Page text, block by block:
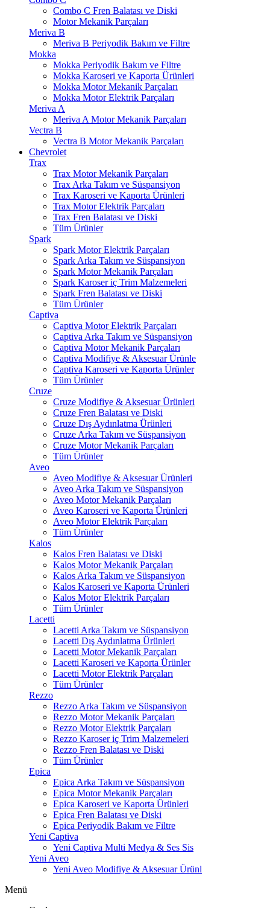
Combo C Fren Balatası ve Diski
Motor Mekanik Parçaları
Meriva B
Meriva B Periyodik Bakım ve Filtre
Mokka
Mokka Periyodik Bakım ve Filtre
Mokka Karoseri ve Kaporta Ürünleri
Mokka Motor Mekanik Parçaları
Mokka Motor Elektrik Parçaları
Meriva A
Meriva A Motor Mekanik Parçaları
Vectra B
Vectra B Motor Mekanik Parçaları
Chevrolet
Trax
Trax Motor Mekanik Parçaları
Trax Arka Takım ve Süspansiyon
Trax Karoseri ve Kaporta Ürünleri
Trax Motor Elektrik Parçaları
Trax Fren Balatası ve Diski
Tüm Ürünler
Spark
Spark Motor Elektrik Parçaları
Spark Arka Takım ve Süspansiyon
Spark Motor Mekanik Parçaları
Spark Karoser iç Trim Malzemeleri
Spark Fren Balatası ve Diski
Tüm Ürünler
Captiva
Captiva Motor Elektrik Parçaları
Captiva Arka Takım ve Süspansiyon
Captiva Motor Mekanik Parçaları
Captiva Modifiye & Aksesuar Ürünle
Captiva Karoseri ve Kaporta Ürünler
Tüm Ürünler
Cruze
Cruze Modifiye & Aksesuar Ürünleri
Cruze Fren Balatası ve Diski
Cruze Dış Aydınlatma Ürünleri
Cruze Arka Takım ve Süspansiyon
Cruze Motor Mekanik Parçaları
Tüm Ürünler
Aveo
Aveo Modifiye & Aksesuar Ürünleri
Aveo Arka Takım ve Süspansiyon
Aveo Motor Mekanik Parçaları
Aveo Karoseri ve Kaporta Ürünleri
Aveo Motor Elektrik Parçaları
Tüm Ürünler
Kalos
Kalos Fren Balatası ve Diski
Kalos Motor Mekanik Parçaları
Kalos Arka Takım ve Süspansiyon
Kalos Karoseri ve Kaporta Ürünleri
Kalos Motor Elektrik Parçaları
Tüm Ürünler
Lacetti
Lacetti Arka Takım ve Süspansiyon
Lacetti Dış Aydınlatma Ürünleri
Lacetti Motor Mekanik Parçaları
Lacetti Karoseri ve Kaporta Ürünler
Lacetti Motor Elektrik Parçaları
Tüm Ürünler
Rezzo
Rezzo Arka Takım ve Süspansiyon
Rezzo Motor Mekanik Parçaları
Rezzo Motor Elektrik Parçaları
Rezzo Karoser iç Trim Malzemeleri
Rezzo Fren Balatası ve Diski
Tüm Ürünler
Epica
Epica Arka Takım ve Süspansiyon
Epica Motor Mekanik Parçaları
Epica Karoseri ve Kaporta Ürünleri
Epica Fren Balatası ve Diski
Epica Periyodik Bakım ve Filtre
Yeni Captiva
Yeni Captiva Multi Medya & Ses Sis
Yeni Aveo
Yeni Aveo Modifiye & Aksesuar Ürünl
Menü